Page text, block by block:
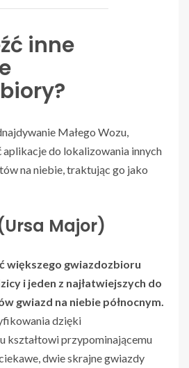
inne
Małego Wozu,
do lokalizowania innych
na niebie, traktując go jako
Major)
większego gwiazdozbioru
i jeden z najłatwiejszych do
gwiazd na niebie północnym.
dzięki
kształtowi przypominającemu
dwie skrajne gwiazdy